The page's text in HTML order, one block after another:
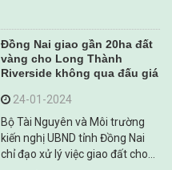
Đồng Nai giao gần 20ha đất
vàng cho Long Thành
Riverside không qua đấu giá
24-01-2024
Bộ Tài Nguyên và Môi trường
kiến nghị UBND tỉnh Đồng Nai
chỉ đạo xử lý việc giao đất cho